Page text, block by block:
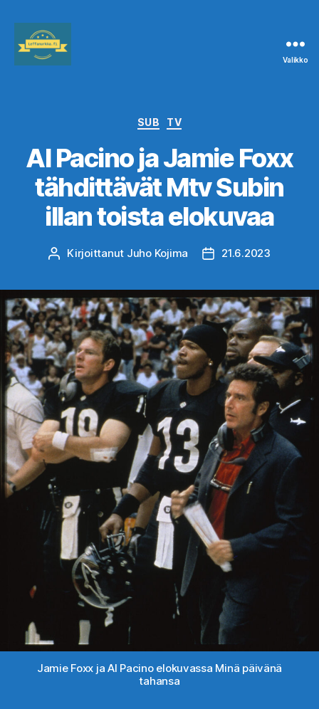
Valikko
Kategoriat
SUB TV
Al Pacino ja Jamie Foxx
tähdittävät Mtv Subin
illan toista elokuvaa
Kirjoittaja
Kirjoittanut Juho Kojima Julkaisupäivämäärä
21.6.2023
Jamie Foxx ja Al Pacino elokuvassa Minä päivänä
tahansa